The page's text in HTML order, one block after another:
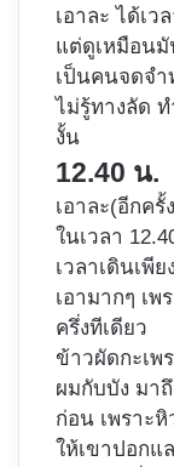
เอาละ ได้เ
แต่ดูเหมือนมั
เป็นคนจดจำ
ไม่รู้ทางลัด
งั้น
12.40 น.
เอาละ(อีกครั้
ในเวลา
เวลาเดินเพี
เอามากๆ เพ
ครึ่งทีเดียว
ข้าวผัดกะเพ
ผมกับบัง มา
ก่อน เพราะ
ให้เขาปอกแ